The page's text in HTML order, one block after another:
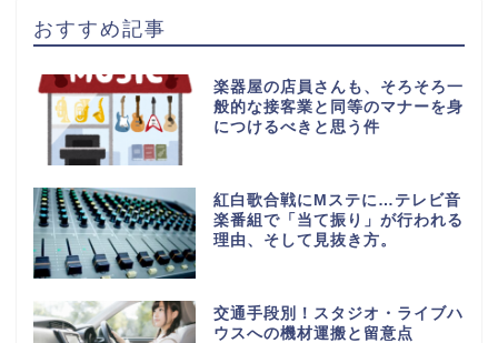
おすすめ記事
楽器屋の店員さんも、そろそろ一
般的な接客業と同等のマナーを身
につけるべきと思う件
紅白歌合戦にMステに…テレビ音
楽番組で「当て振り」が行われる
理由、そして見抜き方。
交通手段別！スタジオ・ライブハ
ウスへの機材運搬と留意点